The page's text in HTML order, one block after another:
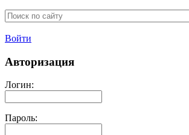
Войти
Авторизация
Логин:
Пароль: